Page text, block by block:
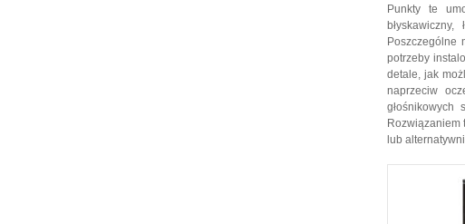
Punkty te
Poszczególne
potrzeby
detale, jak
naprzeciw
głośnikowych
Rozwiązaniem
lub